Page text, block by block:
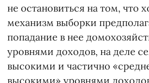
не остановиться на том, что
механизм выборки
попадание в нее
уровнями доходов, на деле
высокими и частично
высокими» уровнями